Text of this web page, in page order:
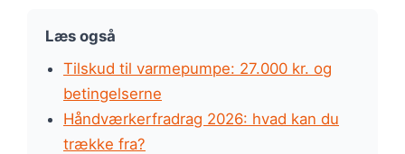
Læs også
Tilskud til varmepumpe: 27.000 kr. og
betingelserne
Håndværkerfradrag 2026: hvad kan du
trække fra?